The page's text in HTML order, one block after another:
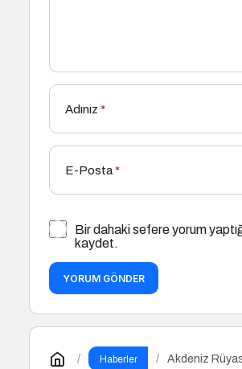
Adınız *
E-Posta*
Bir dahaki sefere yorum
kaydet.
YORUM GÖNDER
Haberler Akdeniz